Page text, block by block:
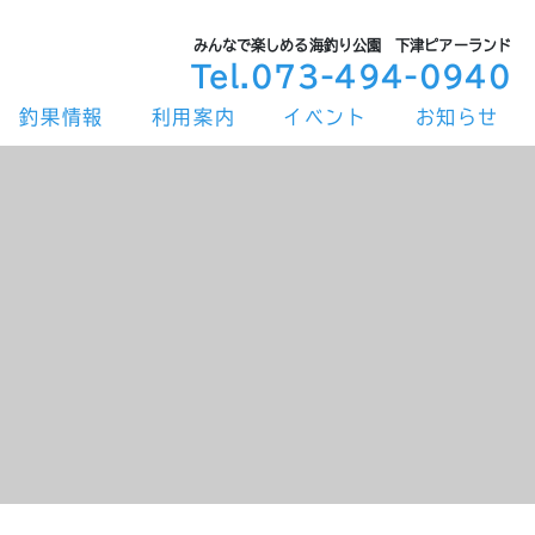
みんなで楽しめる海釣り公園 下津ピアーランド
Tel.073-494-0940
釣果情報 利用案内 イベント お知らせ